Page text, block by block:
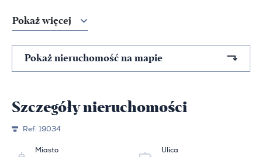
Pokaż więcej
Pokaż nieruchomość na mapie
Szczegóły nieruchomości
Ref: 19034
Miasto Ulica